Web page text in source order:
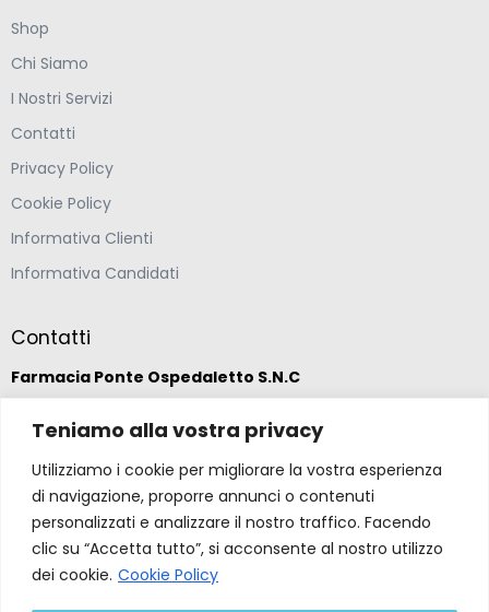
Teniamo alla vostra privacy
Utilizziamo i cookie per migliorare la vostra esperienza
di navigazione, proporre annunci o contenuti
personalizzati e analizzare il nostro traffico. Facendo
clic su “Accetta tutto”, si acconsente al nostro utilizzo
dei cookie. Cookie Policy
Shop
Chi Siamo
I Nostri Servizi
Contatti
Privacy Policy
Cookie Policy
Informativa Clienti
Informativa Candidati
Contatti
Farmacia Ponte Ospedaletto S.N.C
Via della Solidarietà 2,
47020 Longiano, Forlì-Cesena
(39) 0547 57265
farmacia@ponteospedaletto.it